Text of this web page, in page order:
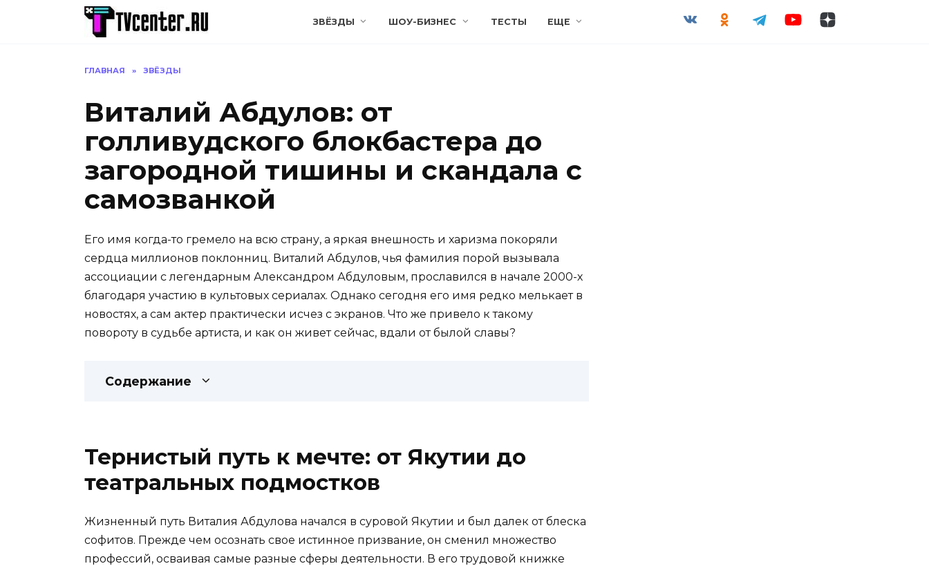
ЗВЁЗДЫ ШОУ-БИЗНЕС ТЕСТЫ ЕЩЕ
ГЛАВНАЯ » ЗВЁЗДЫ
Виталий Абдулов: от
голливудского блокбастера до
загородной тишины и скандала с
самозванкой
Его имя когда-то гремело на всю страну, а яркая внешность и харизма покоряли
сердца миллионов поклонниц. Виталий Абдулов, чья фамилия порой вызывала
ассоциации с легендарным Александром Абдуловым, прославился в начале 2000-х
благодаря участию в культовых сериалах. Однако сегодня его имя редко мелькает в
новостях, а сам актер практически исчез с экранов. Что же привело к такому
повороту в судьбе артиста, и как он живет сейчас, вдали от былой славы?
Содержание
Тернистый путь к мечте: от Якутии до
театральных подмостков
Жизненный путь Виталия Абдулова начался в суровой Якутии и был далек от блеска
софитов. Прежде чем осознать свое истинное призвание, он сменил множество
профессий, осваивая самые разные сферы деятельности. В его трудовой книжке